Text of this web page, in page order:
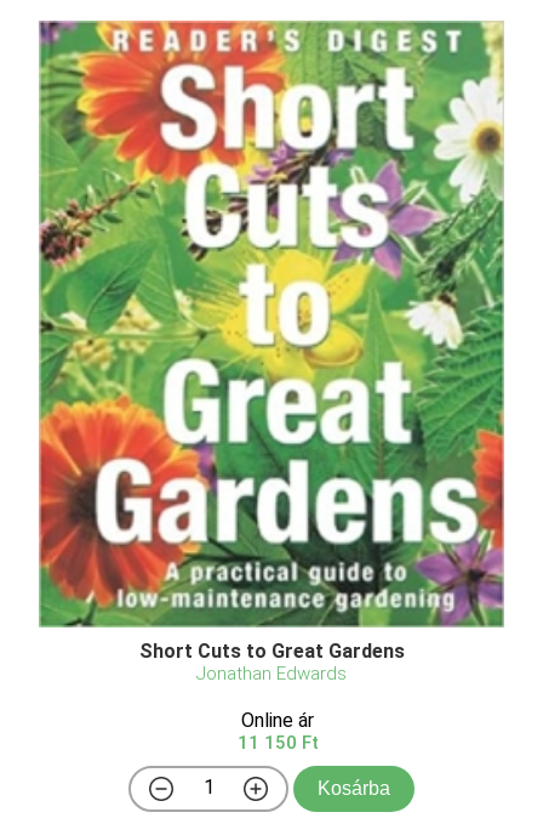
Short Cuts to Great Gardens
Jonathan Edwards
Online ár
11 150 Ft
Kosárba